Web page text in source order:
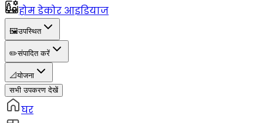
होम डेकोर आइडियाज
🖼️उपस्थित
✏️संपादित करें
📐योजना
सभी उपकरण देखें
घर